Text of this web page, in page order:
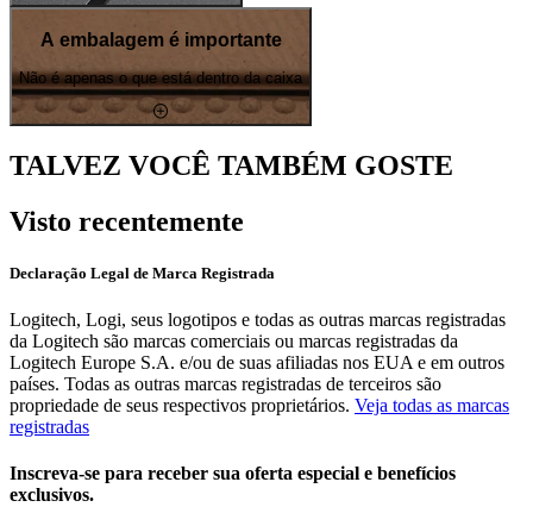
A embalagem é importante
Não é apenas o que está dentro da caixa
TALVEZ VOCÊ TAMBÉM GOSTE
Visto recentemente
Declaração Legal de Marca Registrada
Logitech, Logi, seus logotipos e todas as outras marcas registradas
da Logitech são marcas comerciais ou marcas registradas da
Logitech Europe S.A. e/ou de suas afiliadas nos EUA e em outros
países. Todas as outras marcas registradas de terceiros são
propriedade de seus respectivos proprietários. Veja todas as marcas
registradas
Inscreva-se para receber sua oferta especial e benefícios
exclusivos.